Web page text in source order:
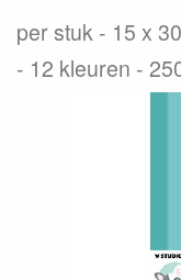
per stuk
15 x
- 12 kleuren -